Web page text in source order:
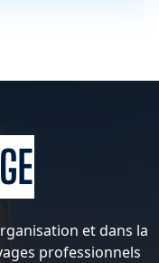
et dans la
professionnels